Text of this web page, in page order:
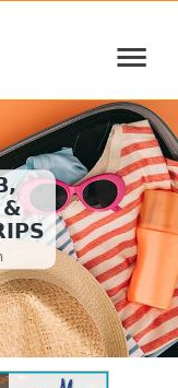
≡
&